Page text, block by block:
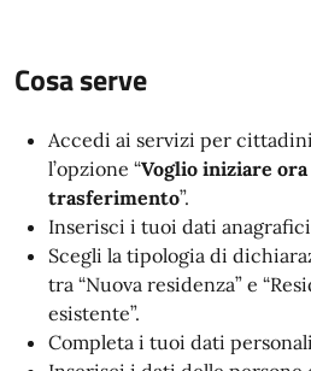
Cosa serve
Accedi ai servizi per
l’opzione “Voglio iniziare
trasferimento”.
Inserisci i tuoi dati
Scegli la tipologia di
tra “Nuova residenza” e
esistente”.
Completa i tuoi dati